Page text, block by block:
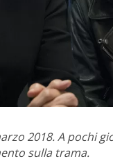
2018. A pochi
sulla trama.